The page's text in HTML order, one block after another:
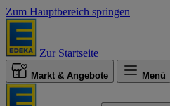
Zum Hauptbereich springen
Zur Startseite
Markt & Angebote Menü